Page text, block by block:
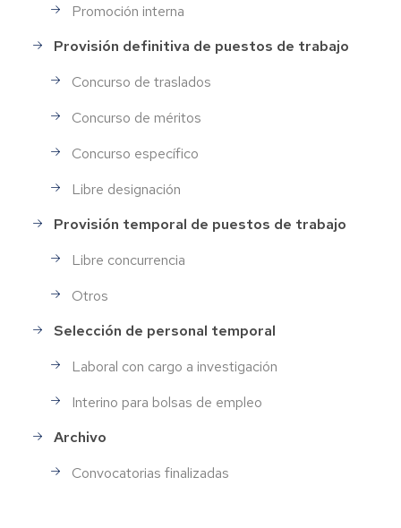
Promoción interna
Provisión definitiva de puestos de trabajo
Concurso de traslados
Concurso de méritos
Concurso específico
Libre designación
Provisión temporal de puestos de trabajo
Libre concurrencia
Otros
Selección de personal temporal
Laboral con cargo a investigación
Interino para bolsas de empleo
Archivo
Convocatorias finalizadas